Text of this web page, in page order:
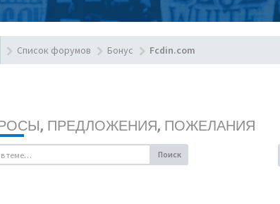
Список форумов Бонус Fcdin.com
ПРЕДЛОЖЕНИЯ, ПОЖЕЛАНИЯ
Поиск